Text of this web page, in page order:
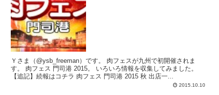
Ｙさま（@ysb_freeman）です。 肉フェスが九州で初開催されま
す。 肉フェス 門司港 2015。 いろいろ情報を収集してみました。
【追記】続報はコチラ 肉フェス 門司港 2015 秋 出店一...
2015.10.10